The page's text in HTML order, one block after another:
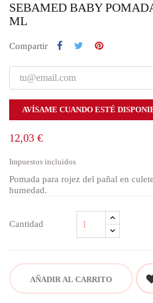
SEBAMED BABY
ML
Compartir
AVÍSAME CUANDO ESTÉ
12,03 €
Impuestos incluidos
Pomada para rojez del pañal en
humedad.
Cantidad
AÑADIR AL CARRITO